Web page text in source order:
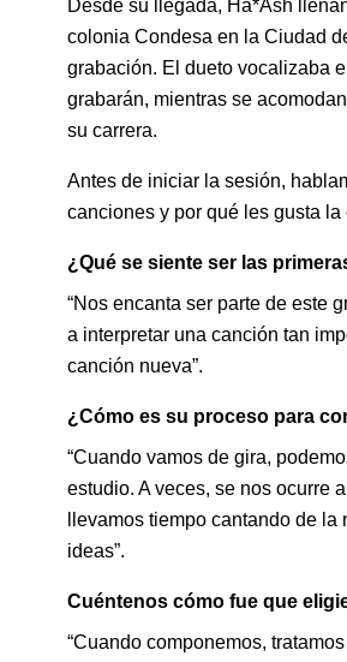
Desde su llegada, Ha*Ash
colonia Condesa en la Ciudad
grabación. El dueto vocalizaba
grabarán, mientras se
su carrera.
Antes de iniciar la sesión,
canciones y por qué les gusta
¿Qué se siente ser las
“Nos encanta ser parte de este
a interpretar una canción tan
canción nueva”.
¿Cómo es su proceso para
“Cuando vamos de gira,
estudio. A veces, se nos ocurre
llevamos tiempo cantando de
ideas”.
Cuéntenos cómo fue que
“Cuando componemos,